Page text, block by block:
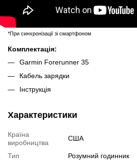
*При синхронізації зі смартфоном
Комплектація:
Garmin Forerunner 35
Кабель зарядки
Інструкція
Характеристики
Країна
виробництва
США
Тип
Розумний годинник